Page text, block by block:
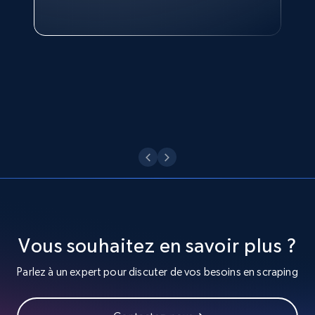
URL, Title, Youtuber, Youtuber md5, Video url,
Youtube - Videos posts - Collect YouTube
Philippines Inc.
Vous souhaitez en savoir plus ?
Parlez à un expert pour discuter de vos besoins en scraping